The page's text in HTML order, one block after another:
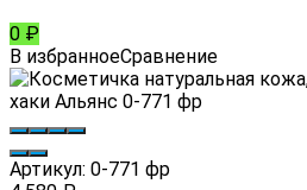
0 ₽
В избранноеСравнение
Артикул: 0-771 фр